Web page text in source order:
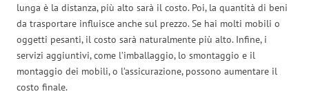
lunga è la distanza, più alto sarà il costo. Poi, la quantità di beni
da trasportare influisce anche sul prezzo. Se hai molti mobili o
oggetti pesanti, il costo sarà naturalmente più alto. Infine, i
servizi aggiuntivi, come l’imballaggio, lo smontaggio e il
montaggio dei mobili, o l’assicurazione, possono aumentare il
costo finale.